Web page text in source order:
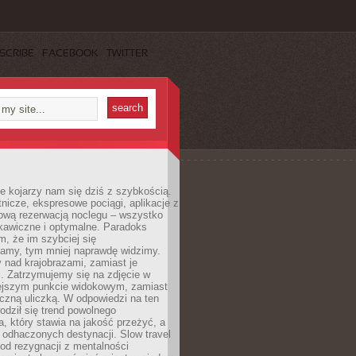
FACEBOOK TWITTER
kojarzy nam się dziś z szybkością.
ekspresowe pociągi, aplikacje z
rezerwacją noclegu – wszystko
i optymalne. Paradoks
że im szybciej się
tym mniej naprawdę widzimy.
nad krajobrazami, zamiast je
Zatrzymujemy się na zdjęcie w
punkcie widokowym, zamiast
uliczką. W odpowiedzi na ten
się trend powolnego
który stawia na jakość przeżyć, a
destynacji. Slow travel
rezygnacji z mentalności